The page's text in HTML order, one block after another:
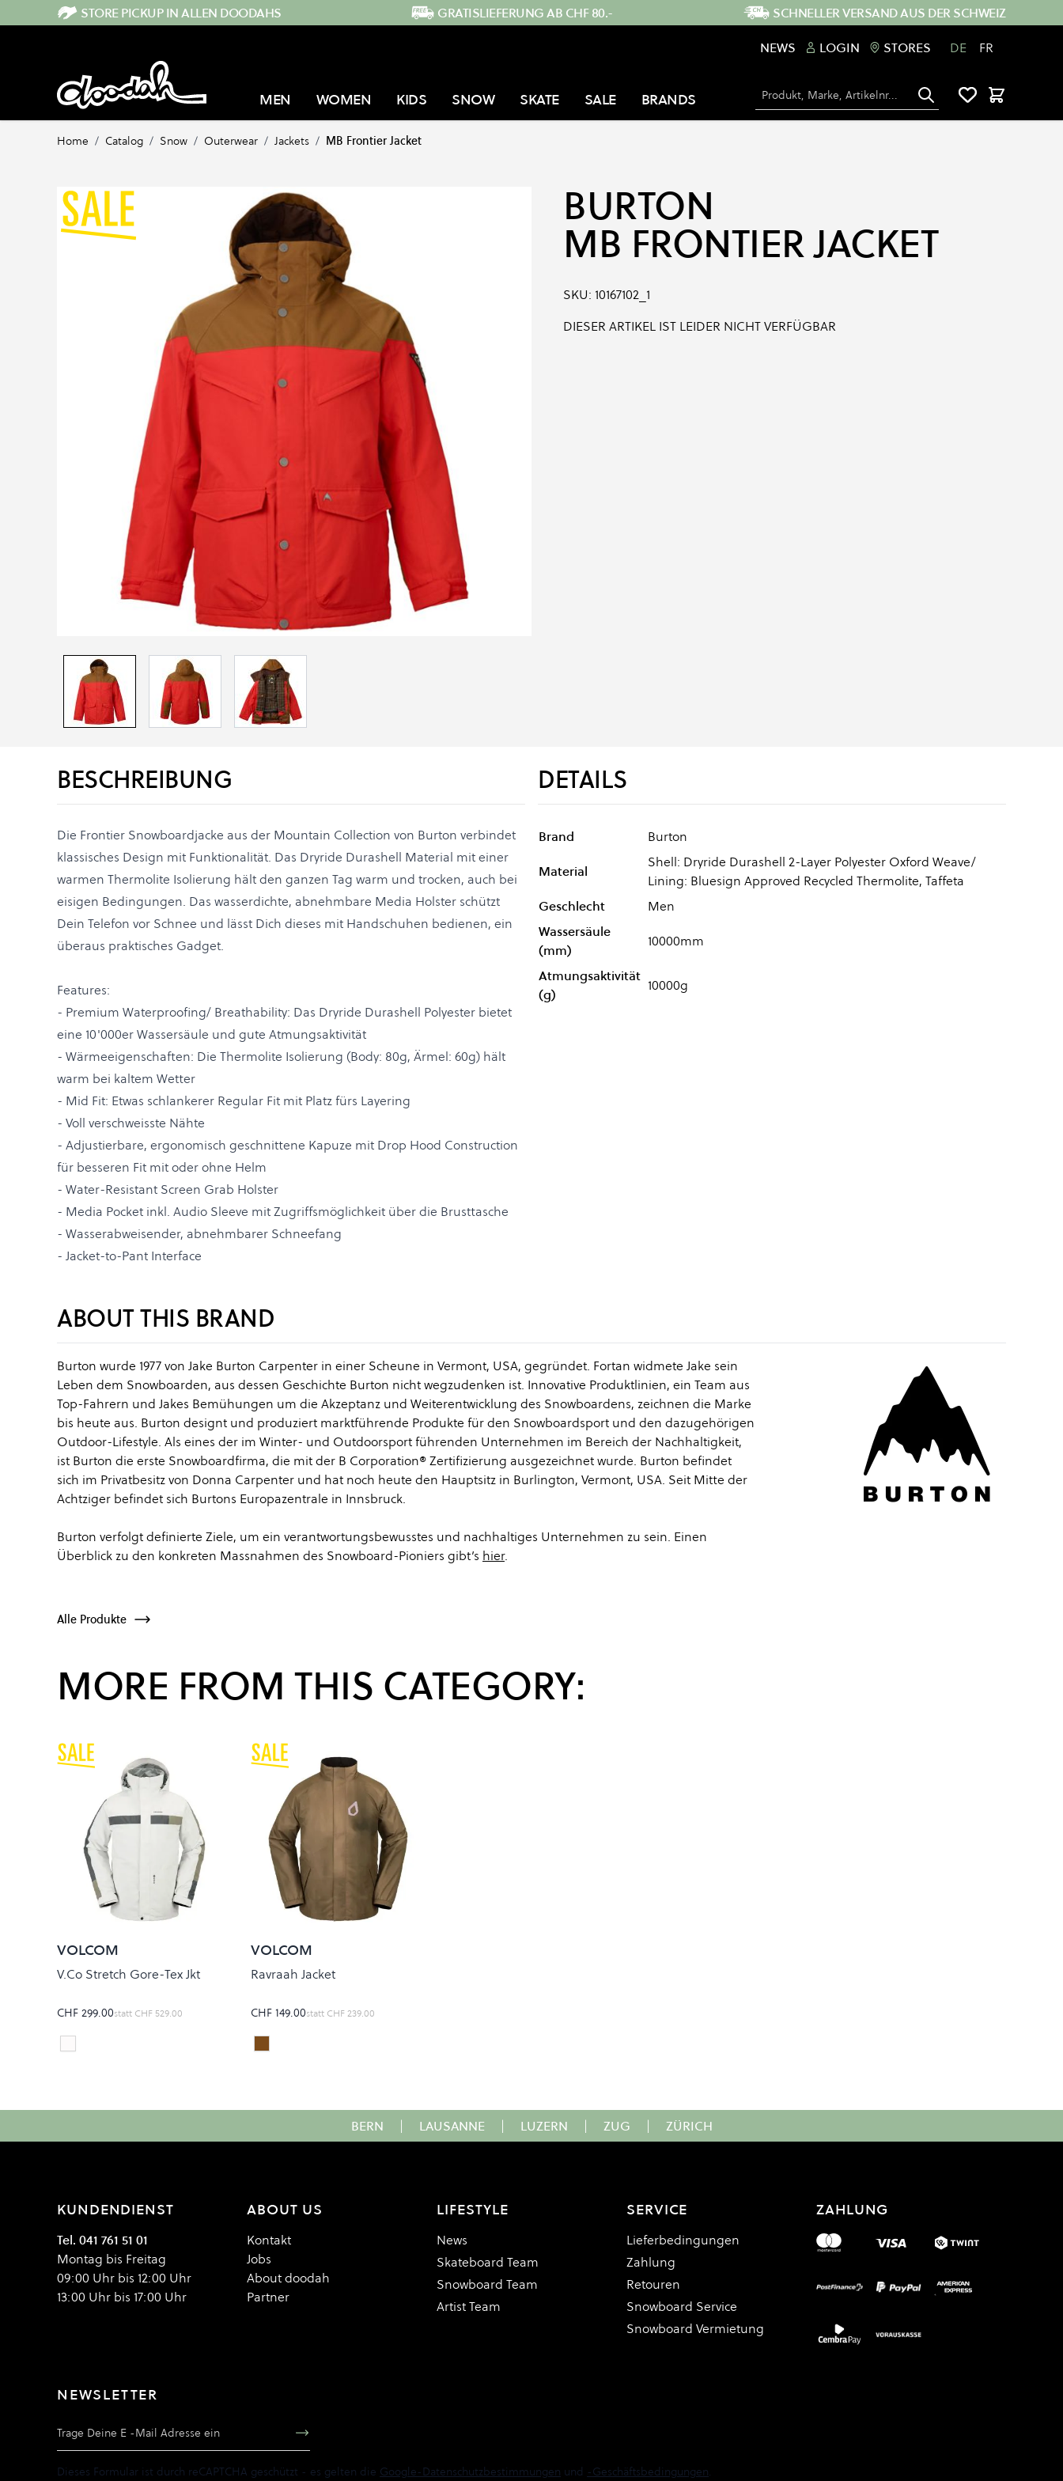
Direkt zum InhaltSTORE PICKUP IN ALLEN DOODAHS GRATISLIEFERUNG AB CHF 80.-
SCHNELLER VERSAND AUS DER SCHWEIZ
NEWS
LOGIN STORES DE FR
MEN WOMEN KIDS SNOW SKATE SALE BRANDS Suche Warenkorb
Home / Catalog / Snow / Outerwear / Jackets / MB Frontier Jacket
BURTON
MB FRONTIER JACKET
SKU: 10167102_1
DIESER ARTIKEL IST LEIDER NICHT VERFÜGBAR
BESCHREIBUNG
Die Frontier Snowboardjacke aus der Mountain Collection von Burton verbindet
klassisches Design mit Funktionalität. Das Dryride Durashell Material mit einer
warmen Thermolite Isolierung hält den ganzen Tag warm und trocken, auch bei
eisigen Bedingungen. Das wasserdichte, abnehmbare Media Holster schützt
Dein Telefon vor Schnee und lässt Dich dieses mit Handschuhen bedienen, ein
überaus praktisches Gadget.
Features:
- Premium Waterproofing/ Breathability: Das Dryride Durashell Polyester bietet
eine 10'000er Wassersäule und gute Atmungsaktivität
- Wärmeeigenschaften: Die Thermolite Isolierung (Body: 80g, Ärmel: 60g) hält
warm bei kaltem Wetter
- Mid Fit: Etwas schlankerer Regular Fit mit Platz fürs Layering
- Voll verschweisste Nähte
- Adjustierbare, ergonomisch geschnittene Kapuze mit Drop Hood Construction
für besseren Fit mit oder ohne Helm
- Water-Resistant Screen Grab Holster
- Media Pocket inkl. Audio Sleeve mit Zugriffsmöglichkeit über die Brusttasche
- Wasserabweisender, abnehmbarer Schneefang
- Jacket-to-Pant Interface
DETAILS
Brand
Burton
Material
Shell: Dryride Durashell 2-Layer Polyester Oxford Weave/
Lining: Bluesign Approved Recycled Thermolite, Taffeta
Geschlecht
Men
Wassersäule
(mm)
10000mm
Atmungsaktivität
(g)
10000g
ABOUT THIS BRAND
Burton wurde 1977 von Jake Burton Carpenter in einer Scheune in Vermont, USA, gegründet. Fortan widmete Jake sein
Leben dem Snowboarden, aus dessen Geschichte Burton nicht wegzudenken ist. Innovative Produktlinien, ein Team aus
Top-Fahrern und Jakes Bemühungen um die Akzeptanz und Weiterentwicklung des Snowboardens, zeichnen die Marke
bis heute aus. Burton designt und produziert marktführende Produkte für den Snowboardsport und den dazugehörigen
Outdoor-Lifestyle. Als eines der im Winter- und Outdoorsport führenden Unternehmen im Bereich der Nachhaltigkeit,
ist Burton die erste Snowboardfirma, die mit der B Corporation® Zertifizierung ausgezeichnet wurde. Burton befindet
sich im Privatbesitz von Donna Carpenter und hat noch heute den Hauptsitz in Burlington, Vermont, USA. Seit Mitte der
Achtziger befindet sich Burtons Europazentrale in Innsbruck.
Burton verfolgt definierte Ziele, um ein verantwortungsbewusstes und nachhaltiges Unternehmen zu sein. Einen
Überblick zu den konkreten Massnahmen des Snowboard-Pioniers gibt’s hier.
Alle Produkte
MORE FROM THIS CATEGORY:
VOLCOM
V.Co Stretch Gore-Tex Jkt
CHF 299.00statt CHF 529.00
Colour
ICE
VOLCOM
Ravraah Jacket
CHF 149.00statt CHF 239.00
Colour
WATER TEAK
BERN | LAUSANNE | LUZERN | ZUG | ZÜRICH
KUNDENDIENST
Tel. 041 761 51 01
Montag bis Freitag
09:00 Uhr bis 12:00 Uhr
13:00 Uhr bis 17:00 Uhr
ABOUT US
Kontakt
Jobs
About doodah
Partner
LIFESTYLE
News
Skateboard Team
Snowboard Team
Artist Team
SERVICE
Lieferbedingungen
Zahlung
Retouren
Snowboard Service
Snowboard Vermietung
ZAHLUNG
NEWSLETTER
Dieses Formular ist durch reCAPTCHA geschützt - es gelten die Google-Datenschutzbestimmungen und -Geschäftsbedingungen.